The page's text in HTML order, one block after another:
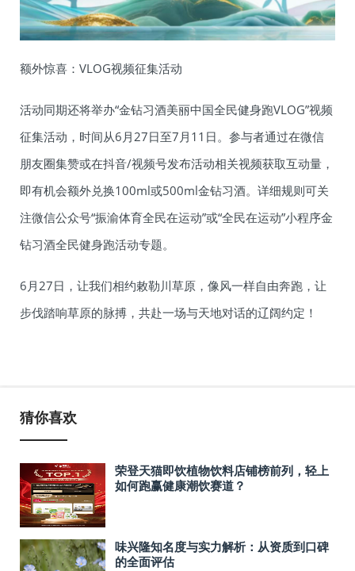
额外惊喜：VLOG视频征集活动
活动同期还将举办“金钻习酒美丽中国全民健身跑VLOG”视频
征集活动，时间从6月27日至7月11日。参与者通过在微信
朋友圈集赞或在抖音/视频号发布活动相关视频获取互动量，
即有机会额外兑换100ml或500ml金钻习酒。详细规则可关
注微信公众号“振渝体育全民在运动”或“全民在运动”小程序金
钻习酒全民健身跑活动专题。
6月27日，让我们相约敕勒川草原，像风一样自由奔跑，让
步伐踏响草原的脉搏，共赴一场与天地对话的辽阔约定！
猜你喜欢
荣登天猫即饮植物饮料店铺榜前列，轻上
如何跑赢健康潮饮赛道？
味兴隆知名度与实力解析：从资质到口碑
的全面评估